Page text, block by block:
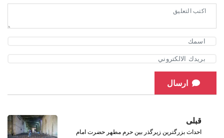
ارسال
قبلی
احداث بزرگترین زیرگذر بین حرم مطهر حضرت امام